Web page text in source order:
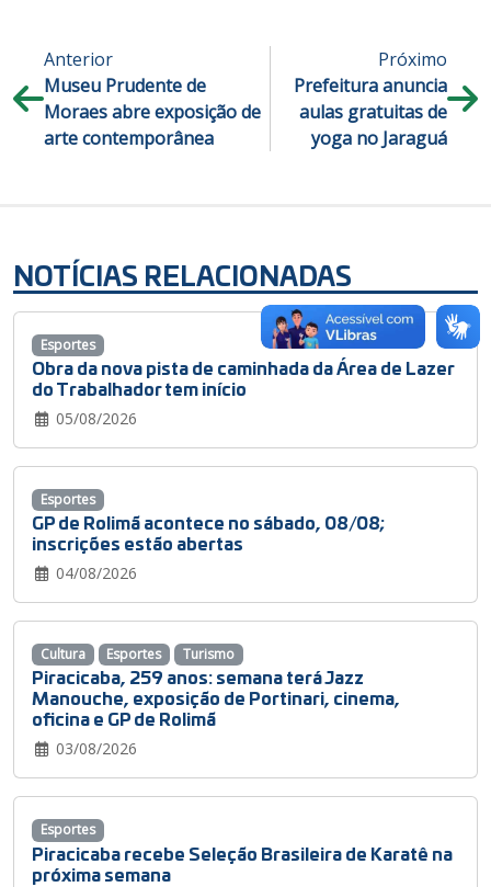
Anterior
Museu Prudente de
Moraes abre exposição de
arte contemporânea
Próximo
Prefeitura anuncia
aulas gratuitas de
yoga no Jaraguá
NOTÍCIAS RELACIONADAS
Obra da nova pista de caminhada da Área de Lazer
do Trabalhador tem início
05/08/2026
Esportes
GP de Rolimã acontece no sábado, 08/08;
inscrições estão abertas
04/08/2026
Esportes
Piracicaba, 259 anos: semana terá Jazz
Manouche, exposição de Portinari, cinema,
oficina e GP de Rolimã
03/08/2026
Cultura Esportes Turismo
Piracicaba recebe Seleção Brasileira de Karatê na
próxima semana
Esportes